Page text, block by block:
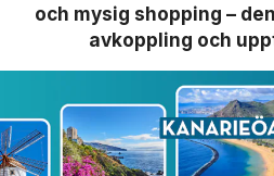
och mysig shopping –
avkoppling och